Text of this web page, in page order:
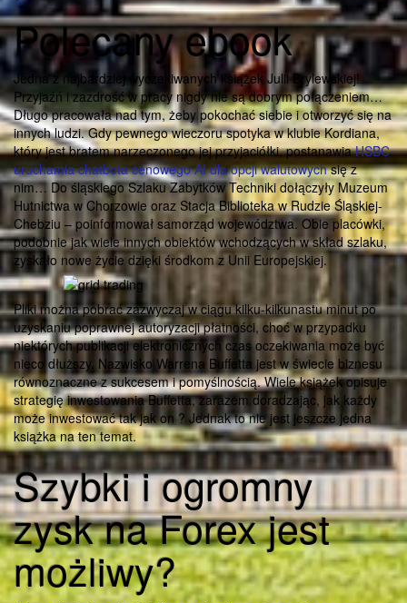
Polecany ebook
Jedna z najbardziej wyczekiwanych książek Julii Brylewskiej!
Przyjaźń i zazdrość w pracy nigdy nie są dobrym połączeniem…
Długo pracowała nad tym, żeby pokochać siebie i otworzyć się na
innych ludzi. Gdy pewnego wieczoru spotyka w klubie Kordiana,
który jest bratem narzeczonego jej przyjaciółki, postanawiaHSBC
uruchamia chatbota cenowego AI dla opcji walutowychsię z
nim… Do śląskiego Szlaku Zabytków Techniki dołączyły Muzeum
Hutnictwa w Chorzowie oraz Stacja Biblioteka w Rudzie Śląskiej-
Chebziu – poinformował samorząd województwa. Obie placówki,
podobnie jak wiele innych obiektów wchodzących w skład szlaku,
zyskało nowe życie dzięki środkom z Unii Europejskiej.
Pliki można pobrać zazwyczaj w ciągu kilku-kilkunastu minut po
uzyskaniu poprawnej autoryzacji płatności, choć w przypadku
niektórych publikacji elektronicznych czas oczekiwania może być
nieco dłuższy. Nazwisko Warrena Buffetta jest w świecie biznesu
równoznaczne z sukcesem i pomyślnością. Wiele książek opisuje
strategię inwestowania Buffetta, zarazem doradzając, jak każdy
może inwestować tak jak on ? Jednak to nie jest jeszcze jedna
książka na ten temat.
Szybki i ogromny
zysk na Forex jest
możliwy?